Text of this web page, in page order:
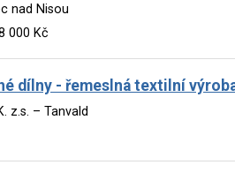
nad Nisou
000 Kč
dílny - řemeslná textilní
z.s. – Tanvald